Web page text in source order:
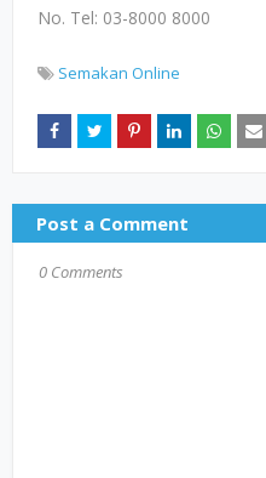
No. Tel: 03-8000 8000
Semakan Online
Post a Comment
0 Comments